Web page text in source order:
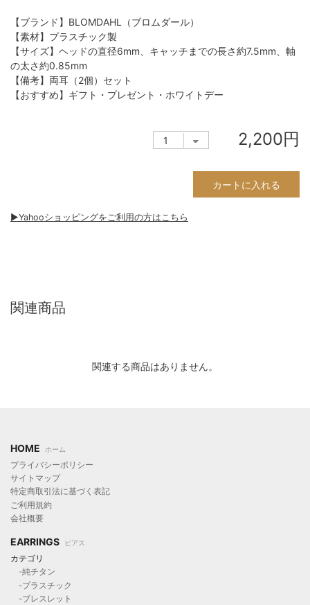
【ブランド】BLOMDAHL（ブロムダール）
【素材】プラスチック製
【サイズ】ヘッドの直径6mm、キャッチまでの長さ約7.5mm、軸
の太さ約0.85mm
【備考】両耳（2個）セット
【おすすめ】ギフト・プレゼント・ホワイトデー
2,200円
カートに入れる
▶︎Yahooショッピングをご利用の方はこちら
関連商品
関連する商品はありません。
HOME ホーム
プライバシーポリシー
サイトマップ
特定商取引法に基づく表記
ご利用規約
会社概要
EARRINGS ピアス
カテゴリ
-純チタン
-プラスチック
-ブレスレット